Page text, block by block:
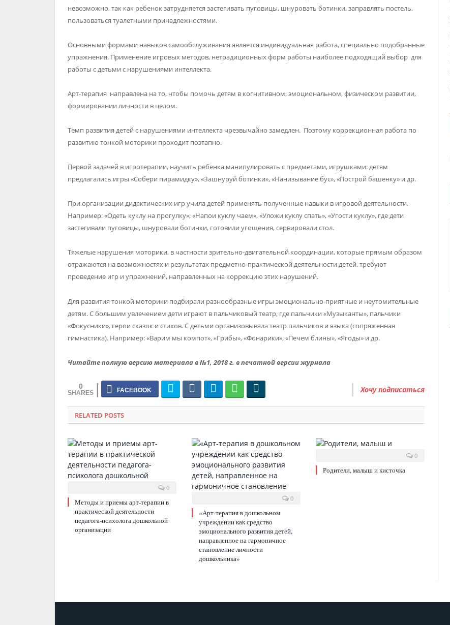
невозможно, так как ребенок затрудняется застегивать пуговицы, шнуровать ботинки, заправлять постель,
пользоваться туалетными принадлежностями.
Основными формами навыков самообслуживания является индивидуальная работа, специально подобранные
упражнения. Применение игровых методов, нетрадиционных форм работы наиболее подходящий выбор для
работы с детьми с нарушениями интеллекта.
Арт-терапия направлена на то, чтобы помочь детям в когнитивном, эмоциональном, физическом развитии,
формировании личности в целом.
Темп развития детей с нарушениями интеллекта чрезвычайно замедлен. Поэтому коррекционная работа по
развитию тонкой моторики проходит поэтапно.
Первой задачей в игротерапии, научить ребенка манипулировать с предметами, игрушками: детям
предлагались игры «Собери пирамидку», «Зашнуруй ботинки», «Нанизывание бус», «Построй башенку» и др.
При организации дидактических игр учила детей применять полученные навыки в игровой деятельности.
Например: «Одеть куклу на прогулку», «Напои куклу чаем», «Уложи куклу спать», «Угости куклу», где дети
застегивали пуговицы, шнуровали ботинки, готовили угощения, сервировали стол.
Тяжелые нарушения моторики, в частности зрительно-двигательной координации, которые прямым образом
отражаются на возможностях и результатах предметно-практической деятельности детей, требуют
проведение игр и упражнений, направленных на коррекцию этих нарушений.
Для развития тонкой моторики подбирали разнообразные игры эмоционально-приятные и неутомительные
детям. С большим увлечением дети играют в пальчиковый театр, где пальчики «Музыканты», пальчики
«Фокусники», герои сказок и стихов. С детьми организовывала театр пальчиков и языка (сопряженная
гимнастика). Например: «Варим мы компот», «Грибы», «Фонарики», «Печем блины», «Ягоды» и др.
Читайте полную версию материала в №1, 2018 г. в печатной версии журнала
Хочу подписаться
0
RELATED POSTS
0
Методы и приемы арт-терапии в
практической деятельности
педагога-психолога дошкольной
организации
0
«Арт-терапия в дошкольном
учреждении как средство
эмоционального развития детей,
направленное на гармоничное
становление личности
дошкольника»
0
Родители, малыш и кисточка